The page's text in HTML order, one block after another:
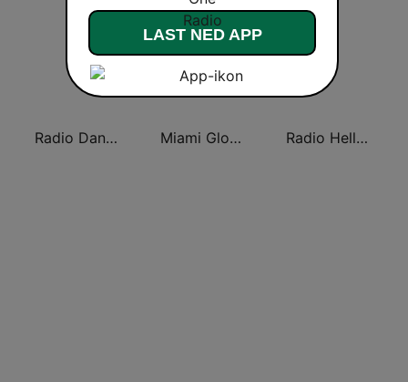
Radio Dance USA Miami Global Radio Radio Hello Miami
LAST NED APP